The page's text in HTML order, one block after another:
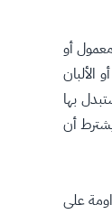
أو
بها
أن
على